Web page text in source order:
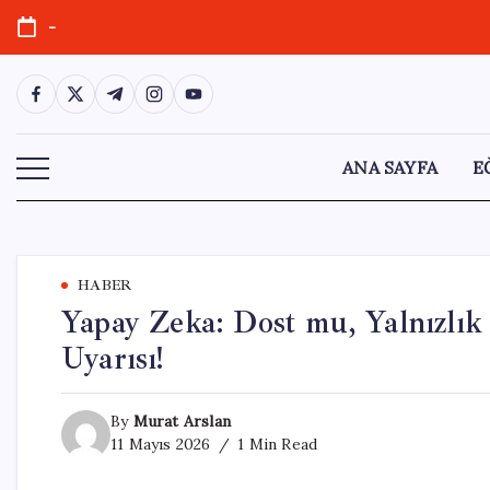
Skip
content
-
https://www.facebook.com/
https://twitter.com/
https://t.me/
https://www.instagram.com/
https://youtube.com/
ANA SAYFA
HABER
Yapay Zeka: Dost mu,
Uyarısı!
By Murat Arslan
11 Mayıs 2026
1 Min Read